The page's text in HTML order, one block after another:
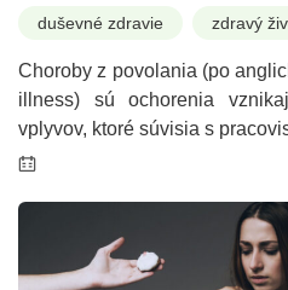
duševné zdravie zdravý
Choroby z povolania (po
illness) sú ochorenia
vplyvov, ktoré súvisia s